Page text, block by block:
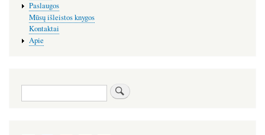
Paslaugos
Mūsų išleistos knygos
Kontaktai
Apie
Paieška